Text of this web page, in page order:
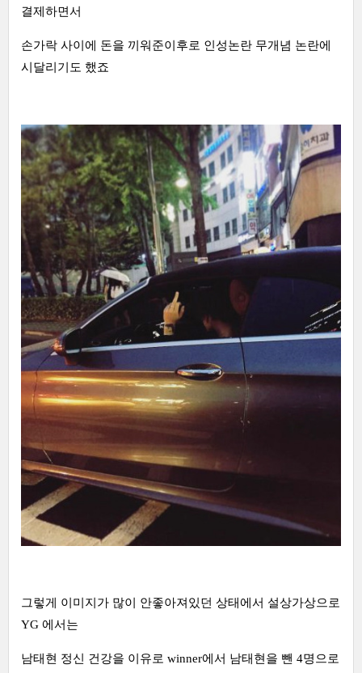
결제하면서
손가락 사이에 돈을 끼워준이후로 인성논란 무개념 논란에
시달리기도 했죠
그렇게 이미지가 많이 안좋아져있던 상태에서 설상가상으로
YG 에서는
남태현 정신 건강을 이유로 winner에서 남태현을 뺀 4명으로